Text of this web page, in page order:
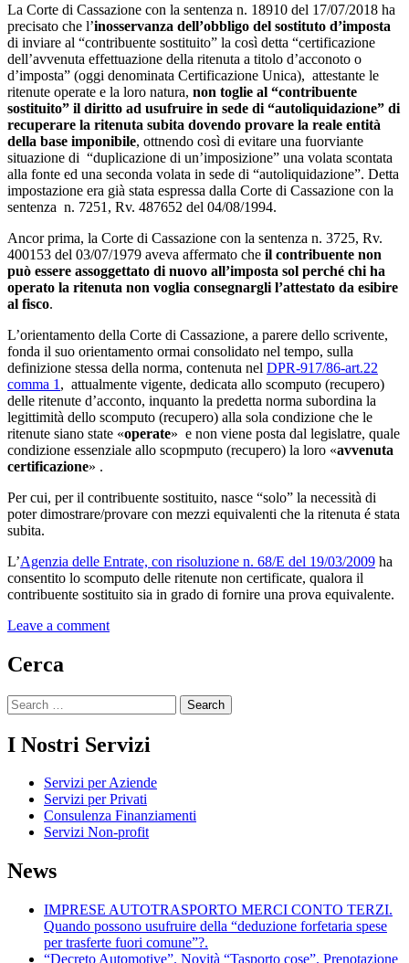
La Corte di Cassazione con la sentenza n. 18910 del 17/07/2018 ha
precisato che l’inosservanza dell’obbligo del sostituto d’imposta
di inviare al “contribuente sostituito” la così detta “certificazione
dell’avvenuta effettuazione della ritenuta a titolo d’acconoto o
d’imposta” (oggi denominata Certificazione Unica), attestante le
ritenute operate e la loro natura, non toglie al “contribuente
sostituito” il diritto ad usufruire in sede di “autoliquidazione” di
recuperare la ritenuta subita dovendo provare la reale entità
della base imponibile, ottnendo così di evitare una fuorviante
situazione di “duplicazione di un’imposizione” una volata scontata
alla fonte ed una seconda volata in sede di “autoliquidazione”. Detta
impostazione era già stata espressa dalla Corte di Cassazione con la
sentenza n. 7251, Rv. 487652 del 04/08/1994.
Ancor prima, la Corte di Cassazione con la sentenza n. 3725, Rv.
400153 del 03/07/1979 aveva affermato che il contribuente non
può essere assoggettato di nuovo all’imposta sol perché chi ha
operato la ritenuta non voglia consegnargli l’attestato da esibire
al fisco.
L’orientamento della Corte di Cassazione, a parere dello scrivente,
fonda il suo orientamento ormai consolidato nel tempo, sulla
definizione stessa della norma, contenuta nel DPR-917/86-art.22
comma 1 , attualmente vigente, dedicata allo scomputo (recupero)
delle ritenute d’acconto, inquanto la predetta norma subordina la
legittimità dello scomputo (recupero) alla sola condizione che le
ritenute siano state «operate» e non viene posta dal legislatre, quale
condizione essenziale allo scopmputo (recupero) la loro «avvenuta
certificazione» .
Per cui, per il contribuente sostituito, nasce “solo” la necessità di
poter dimostrare/provare con mezzi equivalenti che la ritenuta é stata
subita.
L’Agenzia delle Entrate, con risoluzione n. 68/E del 19/03/2009 ha
consentito lo scomputo delle ritenute non certificate, qualora il
contribuente sostituito sia in grado di fornire una prova equivalente.
Leave a comment
Cerca
Search
for:
I Nostri Servizi
Servizi per Aziende
Servizi per Privati
Consulenza Finanziamenti
Servizi Non-profit
News
IMPRESE AUTOTRASPORTO MERCI CONTO TERZI.
Quando possono usufruire della “deduzione forfetaria spese
per trasferte fuori comune”?.
“Decreto Automotive”. Novità “Tasporto cose”. Prenotazione